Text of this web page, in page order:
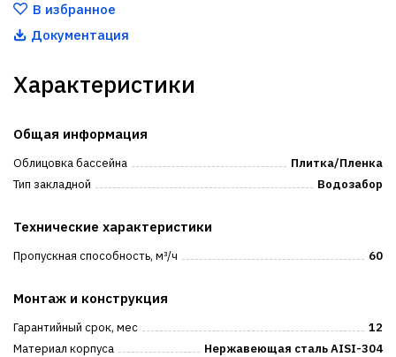
В избранное
Документация
Характеристики
Общая информация
Облицовка бассейна
Плитка/Пленка
Тип закладной
Водозабор
Технические характеристики
Пропускная способность, м³/ч 60
Монтаж и конструкция
Гарантийный срок, мес
12
Материал корпуса
Нержавеющая сталь AISI-304